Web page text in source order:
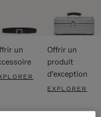
un
Offrir un
produit
d'exception
EXPLORER